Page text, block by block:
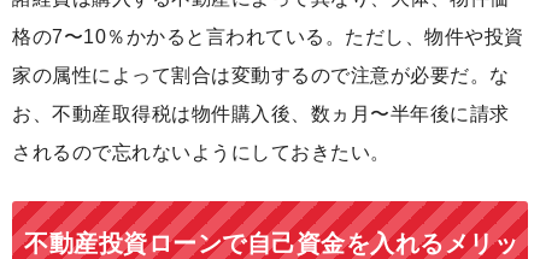
格の7〜10％かかると言われている。ただし、物件や投資
家の属性によって割合は変動するので注意が必要だ。な
お、不動産取得税は物件購入後、数ヵ月〜半年後に請求
されるので忘れないようにしておきたい。
不動産投資ローンで自己資金を入れるメリッ